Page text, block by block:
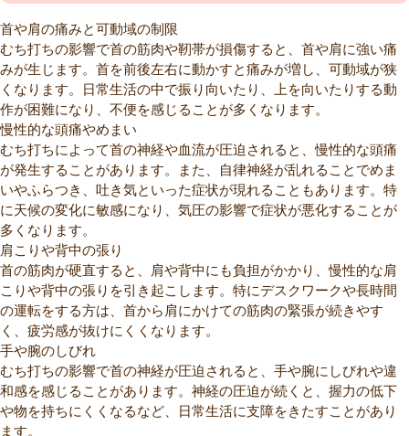
首や肩の痛みと可動域の制限
むち打ちの影響で首の筋肉や靭帯が損傷すると、首や肩に強い痛
みが生じます。首を前後左右に動かすと痛みが増し、可動域が狭
くなります。日常生活の中で振り向いたり、上を向いたりする動
作が困難になり、不便を感じることが多くなります。
慢性的な頭痛やめまい
むち打ちによって首の神経や血流が圧迫されると、慢性的な頭痛
が発生することがあります。また、自律神経が乱れることでめま
いやふらつき、吐き気といった症状が現れることもあります。特
に天候の変化に敏感になり、気圧の影響で症状が悪化することが
多くなります。
肩こりや背中の張り
首の筋肉が硬直すると、肩や背中にも負担がかかり、慢性的な肩
こりや背中の張りを引き起こします。特にデスクワークや長時間
の運転をする方は、首から肩にかけての筋肉の緊張が続きやす
く、疲労感が抜けにくくなります。
手や腕のしびれ
むち打ちの影響で首の神経が圧迫されると、手や腕にしびれや違
和感を感じることがあります。神経の圧迫が続くと、握力の低下
や物を持ちにくくなるなど、日常生活に支障をきたすことがあり
ます。